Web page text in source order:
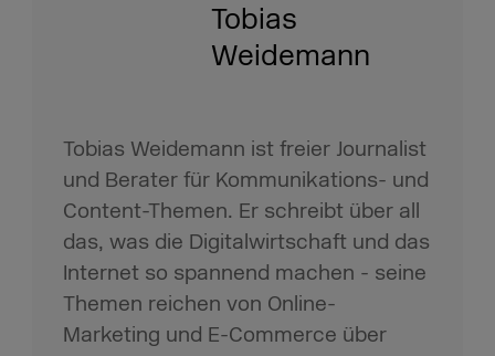
Tobias
Weidemann
Tobias Weidemann ist freier Journalist
und Berater für Kommunikations- und
Content-Themen. Er schreibt über all
das, was die Digitalwirtschaft und das
Internet so spannend machen - seine
Themen reichen von Online-
Marketing und E-Commerce über